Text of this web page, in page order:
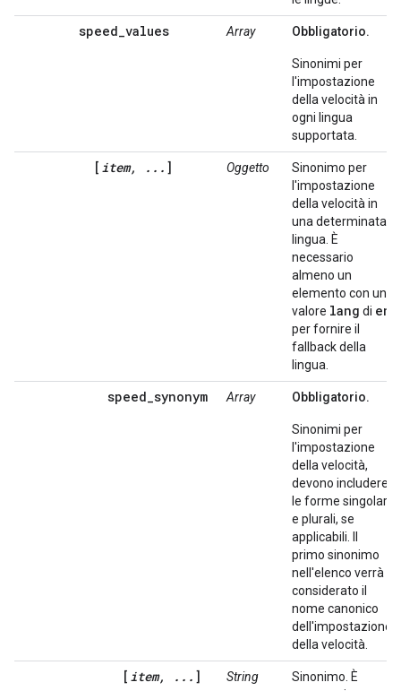
speed_values Array Obbligatorio.
Sinonimi per
l'impostazione
della velocità in
ogni lingua
supportata.
[ item, ... ] Oggetto
Sinonimo per
l'impostazione
della velocità in
una determinata
lingua. È
necessario
almeno un
elemento con un
valore lang di en
per fornire il
fallback della
lingua.
speed_synonym Array Obbligatorio.
Sinonimi per
l'impostazione
della velocità,
devono includere
le forme singolari
e plurali, se
applicabili. Il
primo sinonimo
nell'elenco verrà
considerato il
nome canonico
dell'impostazione
della velocità.
[ item, ... ] String
Sinonimo. È